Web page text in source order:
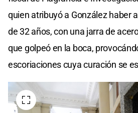
quien atribuyó a González haber
de 32 años, con una jarra de
que golpeó en la boca,
escoriaciones cuya curación se